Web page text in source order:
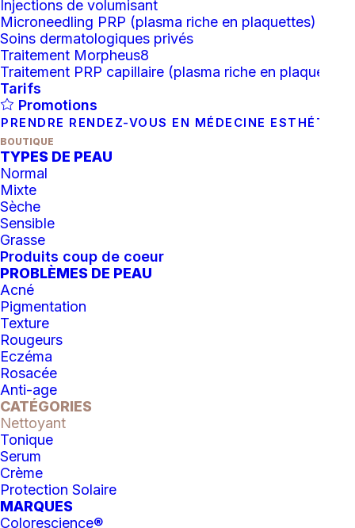
Injections de volumisant
Microneedling PRP (plasma riche en plaquettes)
Soins dermatologiques privés
Traitement Morpheus8
Traitement PRP capillaire (plasma riche en plaquettes)
Tarifs
Promotions
PRENDRE RENDEZ-VOUS EN MÉDECINE
BOUTIQUE
TYPES DE PEAU
Normal
Mixte
Sèche
Sensible
Grasse
Produits coup de coeur
PROBLÈMES DE PEAU
Acné
Pigmentation
Texture
Rougeurs
Eczéma
Rosacée
Anti-age
CATÉGORIES
Nettoyant
Tonique
Serum
Crème
Protection Solaire
MARQUES
Colorescience®
AJOUTER AU PANIER
Is Clinical : Cleansing Complex